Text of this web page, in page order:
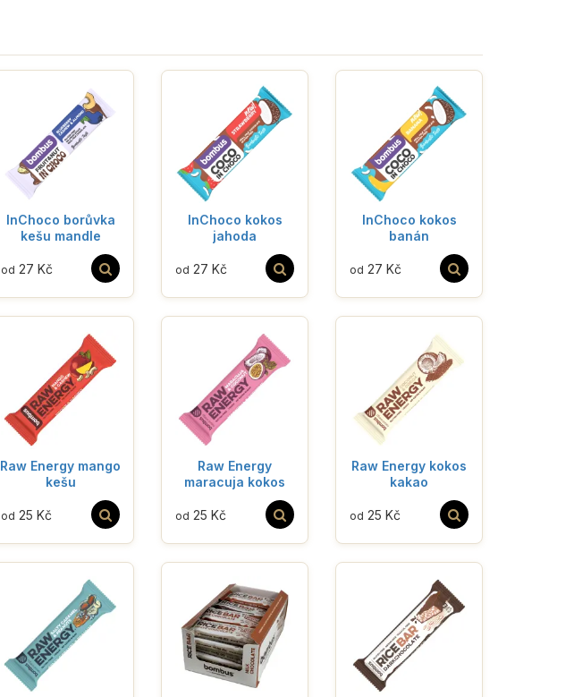
InChoco borůvka
kešu mandle
od 27 Kč
InChoco kokos
jahoda
od 27 Kč
InChoco kokos
banán
od 27 Kč
Raw Energy mango
kešu
od 25 Kč
Raw Energy
maracuja kokos
od 25 Kč
Raw Energy kokos
kakao
od 25 Kč